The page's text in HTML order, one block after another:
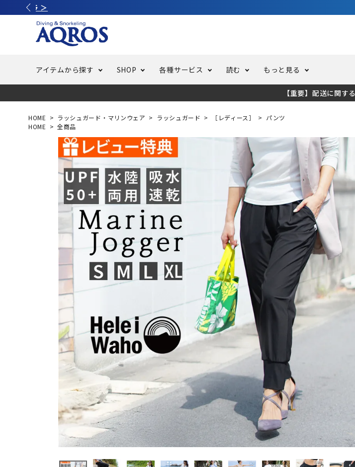
アイテムから探す
フリースタイルダイビング スキューバダイビング
バッグ・ケース ウエイト・ウエイトベルト
スピア・銛（モリ） スイミング
SALE 店舗限定商品
SHOP 各種サービス 読む
でしか ちょい足しカスタム
もっと見る
LINE ID連携でお買い物が便利に メルマガ登録
求人
【重要】配送に関す
HOME ラッシュガード・マリンウェア ラッシュガード ［レディース］
パンツ
HOME
全商品